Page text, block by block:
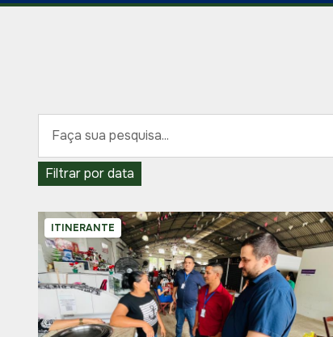
Filtrar por data
ITINERANTE